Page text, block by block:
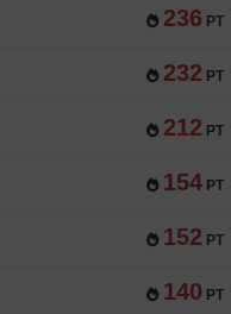
236 PT
232 PT
212 PT
154 PT
152 PT
140 PT